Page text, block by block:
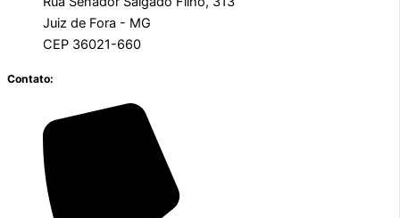
Juiz de Fora - MG
CEP 36021-660
Contato: